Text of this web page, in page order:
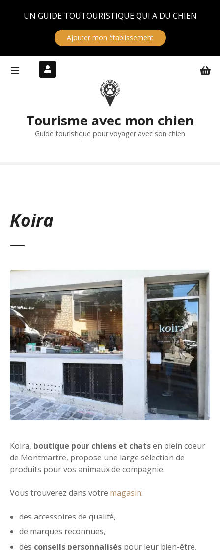
UN GUIDE TOUTOURISTIQUE QUI A DU CHIEN
Ajouter mon établissement
Tourisme avec mon chien
Guide touristique pour voyager avec son chien
Koira
Koira, boutique pour chiens et chatsen plein coeur
de Montmartre, propose une large sélection de
produits pour vos animaux de compagnie.
Vous trouverez dans votre magasin:
des accessoires de qualité,
de marques reconnues,
des conseils personnalisés pour leur bien-être,